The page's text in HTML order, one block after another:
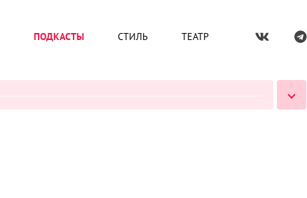
ПОДКАСТЫ СТИЛЬ ТЕАТР